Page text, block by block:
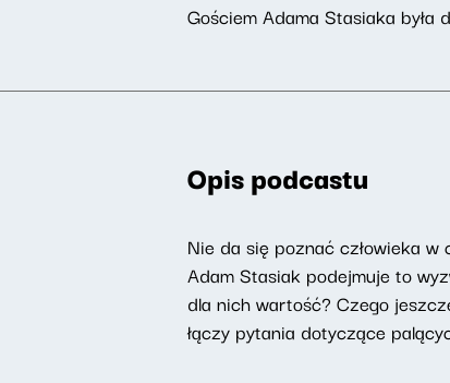
Gościem Adama Stasiaka była
Opis podcastu
Nie da się poznać człowieka
Adam Stasiak podejmuje to
dla nich wartość? Czego
łączy pytania dotyczące